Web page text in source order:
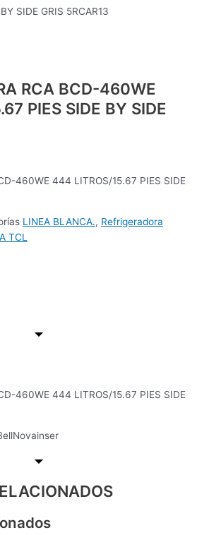
SIDE GRIS 5RCAR13
RCA BCD-460WE
PIES SIDE BY SIDE
460WE 444 LITROS/15.67 PIES SIDE
LINEA BLANCA., Refrigeradora
TCL
460WE 444 LITROS/15.67 PIES SIDE